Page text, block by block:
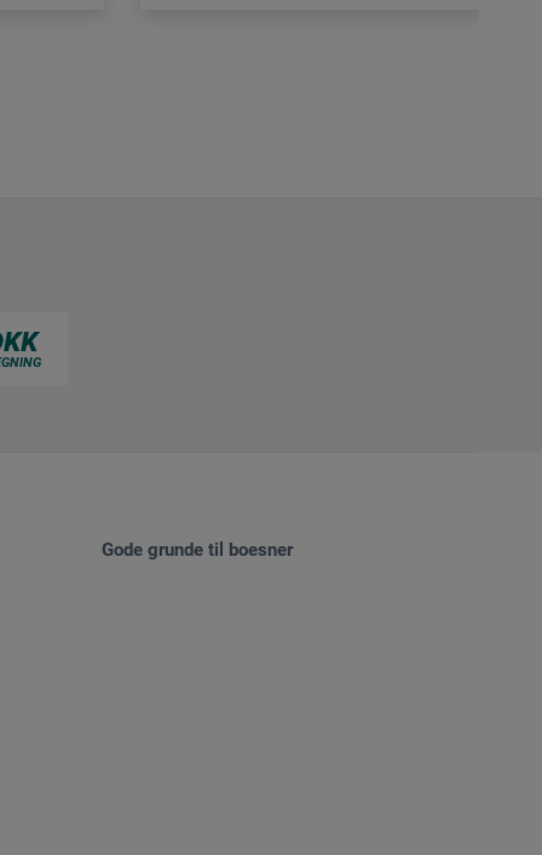
Gode grunde til boesner